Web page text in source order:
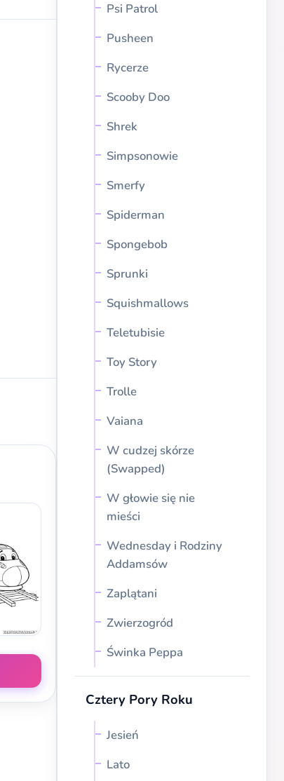
Psi Patrol
Pusheen
Rycerze
Scooby Doo
Shrek
Simpsonowie
Smerfy
Spiderman
Spongebob
Sprunki
Squishmallows
Teletubisie
Toy Story
Trolle
Vaiana
W cudzej skórze
(Swapped)
W głowie się nie
mieści
Wednesday i Rodziny
Addamsów
Zaplątani
Zwierzogród
Świnka Peppa
Cztery Pory Roku
Jesień
Lato